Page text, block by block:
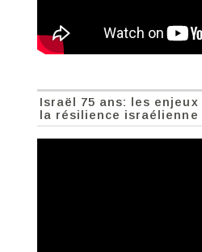
Israël 75 ans: les
la résilience israélienne